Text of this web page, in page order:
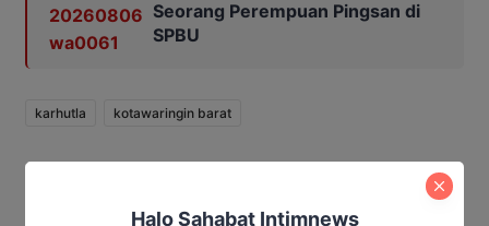
Seorang Perempuan Pingsan di
SPBU
karhutla kotawaringin barat
Bagikan
Halo Sahabat Intimnews